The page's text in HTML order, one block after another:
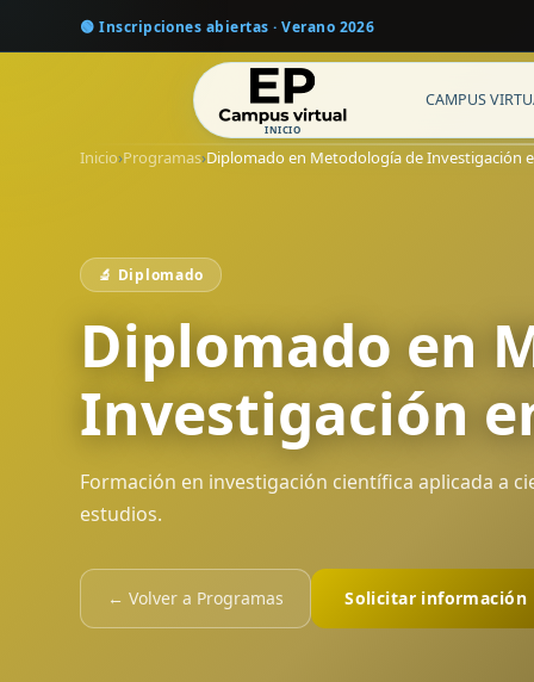
🟢 Inscripciones abiertas · Verano 2026
INICIO
CAMPUS
Publicación oficial
Inicio›Programas›Diplomado en Metodología de Investigación
🔬 Diplomado
Diplomado en
Investigación
Formación en investigación científica aplicada a
estudios.
← Volver a Programas Solicitar información